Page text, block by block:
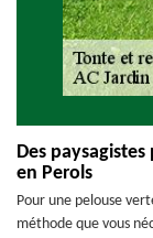
Des
en Perols
Pour une pelouse
méthode que vous